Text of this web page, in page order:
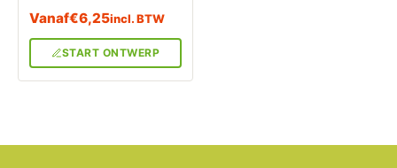
Vanaf€6,25incl. BTW
START ONTWERP